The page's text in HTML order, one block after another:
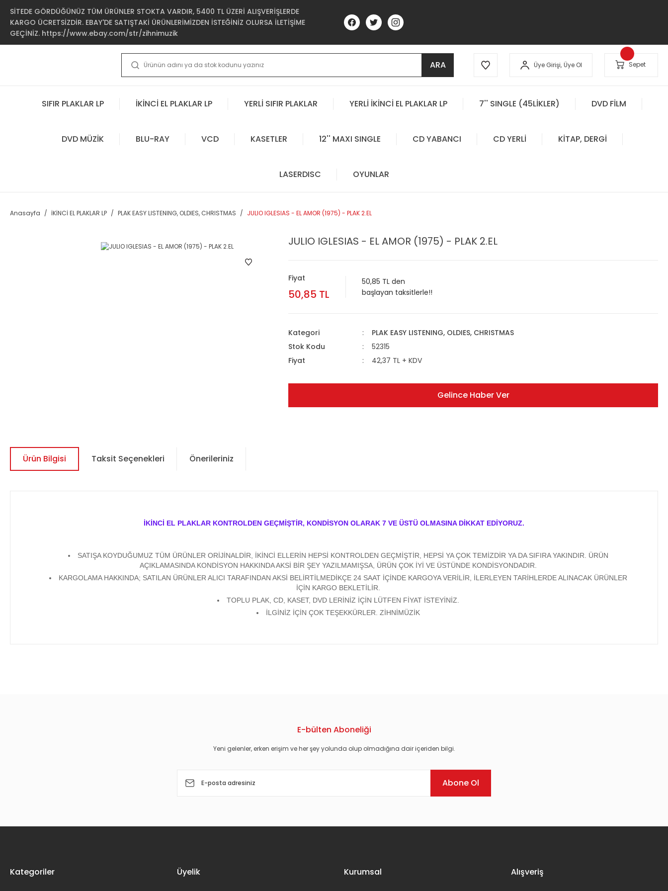
SİTEDE GÖRDÜĞÜNÜZ TÜM ÜRÜNLER STOKTA VARDIR, 5400 TL ÜZERİ ALIŞVERİŞLERDE
KARGO ÜCRETSİZDİR. EBAY'DE SATIŞTAKİ ÜRÜNLERİMİZDEN İSTEĞİNİZ OLURSA İLETİŞİME
GEÇİNİZ. https://www.ebay.com/str/zihnimuzik
ARA Üye Girişi, Üye Ol Sepet
SIFIR PLAKLAR LP İKİNCİ EL PLAKLAR LP YERLİ SIFIR PLAKLAR YERLİ İKİNCİ EL PLAKLAR LP 7'' SINGLE (45LİKLER) DVD FİLM
DVD MÜZİK BLU-RAY VCD KASETLER 12'' MAXI SINGLE CD YABANCI CD YERLİ KİTAP, DERGİ
LASERDISC OYUNLAR
Anasayfa İKİNCİ EL PLAKLAR LP PLAK EASY LISTENING, OLDIES, CHRISTMAS JULIO IGLESIAS - EL AMOR (1975) - PLAK 2.EL
JULIO IGLESIAS - EL AMOR (1975) - PLAK 2.EL
Fiyat
50,85 TL
50,85 TL den
başlayan taksitlerle!!
Kategori
PLAK EASY LISTENING, OLDIES, CHRISTMAS
Stok Kodu
52315
Fiyat
42,37 TL + KDV
Gelince Haber Ver
Ürün Bilgisi Taksit Seçenekleri Önerileriniz
İKİNCİ EL PLAKLAR KONTROLDEN GEÇMİŞTİR, KONDİSYON OLARAK 7 VE ÜSTÜ OLMASINA DİKKAT EDİYORUZ.
SATIŞA KOYDUĞUMUZ TÜM ÜRÜNLER ORİJİNALDİR, İKİNCİ ELLERİN HEPSİ KONTROLDEN GEÇMİŞTİR, HEPSİ YA ÇOK TEMİZDİR YA DA SIFIRA YAKINDIR. ÜRÜN
AÇIKLAMASINDA KONDİSYON HAKKINDA AKSİ BİR ŞEY YAZILMAMIŞSA, ÜRÜN ÇOK İYİ VE ÜSTÜNDE KONDİSYONDADIR.
KARGOLAMA HAKKINDA; SATILAN ÜRÜNLER ALICI TARAFINDAN AKSİ BELİRTİLMEDİKÇE 24 SAAT İÇİNDE KARGOYA VERİLİR, İLERLEYEN TARİHLERDE ALINACAK ÜRÜNLER
İÇİN KARGO BEKLETİLİR.
TOPLU PLAK, CD, KASET, DVD LERİNİZ İÇİN LÜTFEN FİYAT İSTEYİNİZ.
İLGİNİZ İÇİN ÇOK TEŞEKKÜRLER. ZİHNİMÜZİK
E-bülten Aboneliği
Yeni gelenler, erken erişim ve her şey yolunda olup olmadığına dair içeriden bilgi.
Abone Ol
Kategoriler Üyelik Kurumsal Alışveriş